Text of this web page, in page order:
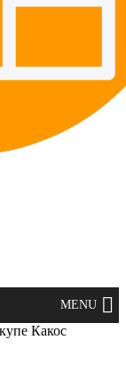
Какос